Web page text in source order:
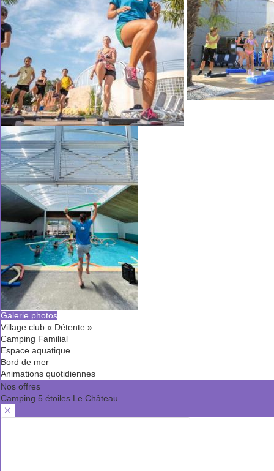
Galerie photos
Village club « Détente »
Camping Familial
Espace aquatique
Bord de mer
Animations quotidiennes
Nos offres
Camping 5 étoiles Le Château